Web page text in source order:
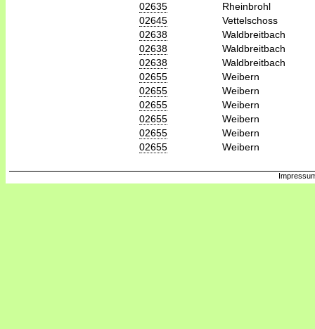
02635
Rheinbrohl
02645
Vettelschoss
02638
Waldbreitbach
02638
Waldbreitbach
02638
Waldbreitbach
02655
Weibern
02655
Weibern
02655
Weibern
02655
Weibern
02655
Weibern
02655
Weibern